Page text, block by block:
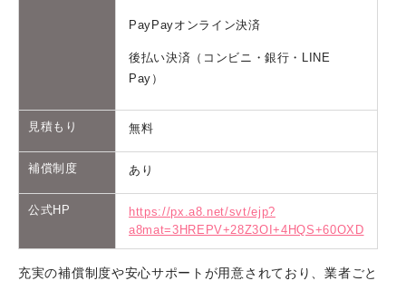
PayPayオンライン決済
後払い決済（コンビニ・銀行・LINE
Pay）
見積もり 無料
補償制度 あり
公式HP
https://px.a8.net/svt/ejp?
a8mat=3HREPV+28Z3OI+4HQS+60OXD
充実の補償制度や安心サポートが用意されており、業者ごと